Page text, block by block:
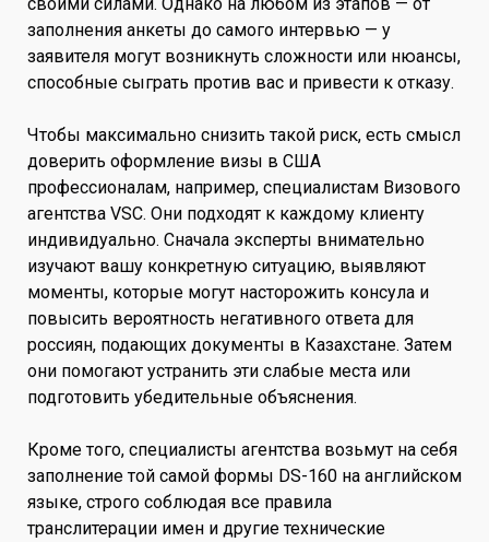
заполнения анкеты до самого интервью — у
заявителя могут возникнуть сложности или нюансы,
способные сыграть против вас и привести к отказу.
Чтобы максимально снизить такой риск, есть смысл
доверить оформление визы в США
профессионалам, например, специалистам Визового
агентства VSC. Они подходят к каждому клиенту
индивидуально. Сначала эксперты внимательно
изучают вашу конкретную ситуацию, выявляют
моменты, которые могут насторожить консула и
повысить вероятность негативного ответа для
россиян, подающих документы в Казахстане. Затем
они помогают устранить эти слабые места или
подготовить убедительные объяснения.
Кроме того, специалисты агентства возьмут на себя
заполнение той самой формы DS-160 на английском
языке, строго соблюдая все правила
транслитерации имен и другие технические